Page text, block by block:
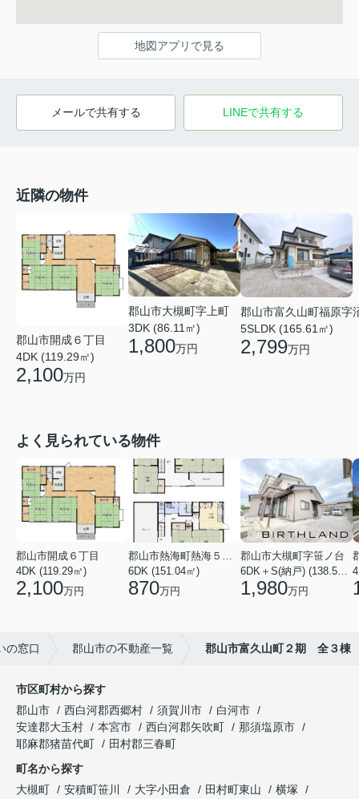
地図アプリで見る
メールで共有する LINEで共有する
近隣の物件
郡山市開成６丁目
4DK (119.29㎡)
2,100万円
郡山市大槻町字上町
3DK (86.11㎡)
1,800万円
郡山市富久山町福原字
5SLDK (165.61㎡)
2,799万円
よく見られている物件
郡山市開成６丁目
4DK (119.29㎡)
2,100万円
郡山市熱海町熱海５丁目
6DK (151.04㎡)
870万円
郡山市大槻町字笹ノ台
6DK＋S(納戸) (138.55㎡)
1,980万円
の窓口 郡山市の不動産一覧 郡山市富久山町２期 全３棟
市区町村から探す
郡山市
西白河郡西郷村 須賀川市
白河市
安達郡大玉村
本宮市 西白河郡矢吹町
那須塩原市
耶麻郡猪苗代町
田村郡三春町
町名から探す
大槻町
安積町笹川 大字小田倉 田村町東山
横塚